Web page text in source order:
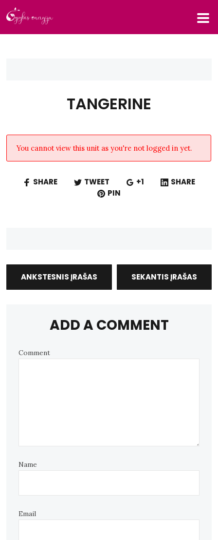
TANGERINE
You cannot view this unit as you're not logged in yet.
SHARE TWEET +1
SHARE
PIN
ANKSTESNIS ĮRAŠAS SEKANTIS ĮRAŠAS
ADD A COMMENT
Comment
Name
Email